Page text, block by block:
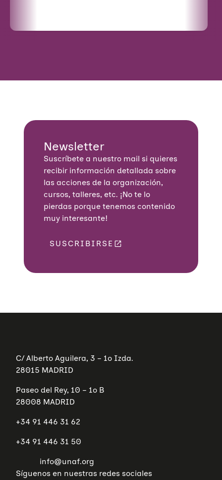
Newsletter
Suscríbete a nuestro mail si quieres
recibir información detallada sobre
las acciones de la organización,
cursos, talleres, etc. ¡No te lo
pierdas porque tenemos contenido
muy interesante!
SUSCRIBIRSE
C/ Alberto Aguilera, 3 – 1º Izda.
28015 MADRID
Paseo del Rey, 10 – 1º B
28008 MADRID
+34 91 446 31 62
+34 91 446 31 50
info@unaf.org
Síguenos en nuestras redes sociales